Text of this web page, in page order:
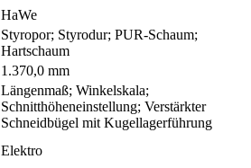
HaWe
Styropor; Styrodur; PUR-Schaum;
Hartschaum
1.370,0 mm
Längenmaß; Winkelskala;
Schnitthöheneinstellung; Verstärkter
Schneidbügel mit Kugellagerführung
Elektro